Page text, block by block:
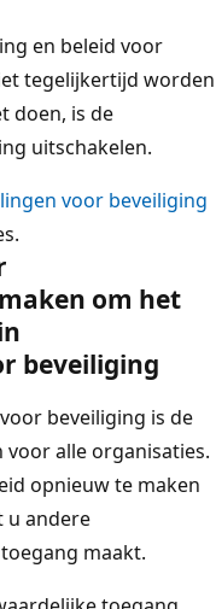
en beleid voor
tegelijkertijd worden
doen, is de
uitschakelen.
voor beveiliging
om het
beveiliging
beveiliging is de
alle organisaties.
opnieuw te maken
u andere
maakt.